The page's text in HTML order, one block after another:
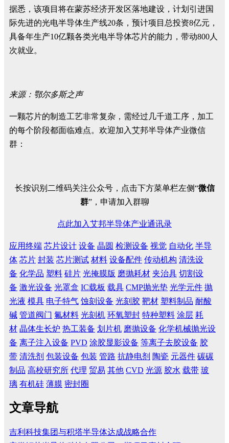
据悉，该项目将在蒙苏经济开发区落地建设，计划引进国
际先进的光电半导体生产线20条，预计项目总投资8亿元，
具备年生产10亿颗各类光电半导体芯片的能力，带动800人
次就业。
来源：鄂尔多斯之声
一颗芯片的制造工艺非常复杂，需经过几千道工序，加工
的每个阶段都面临难点。欢迎加入艾邦半导体产业微信
群：
长按识别二维码关注公众号，点击下方菜单栏左侧“微信
群”，申请加入群聊
点此加入艾邦半导体产业通讯录
应用终端 芯片设计 设备 晶圆 检测设备 视觉 自动化 半导
体 芯片 封装 芯片测试 材料 设备配件 传动机构 清洗设
备 化学品 塑料 硅片 光掩膜版 磨抛耗材 夹治具 切割设
备 激光设备 光罩盒 IC载板 载具 CMP抛光垫 光学元件 抛
光液 模具 电子特气 蚀刻设备 光刻胶 靶材 塑料制品 耐酸
碱 管道阀门 氟材料 光刻机 环氧塑封 特种塑料 涂层 耗
材 晶体生长炉 热工装备 划片机 磨抛设备 化学机械抛光设
备 离子注入设备 PVD 涂胶显影设备 等离子去胶设备 胶
带 清洗剂 包装设备 包装 管路 抗静电剂 陶瓷 元器件 碳碳
制品 高校研究所 代理 贸易 其他 CVD 光源 胶水 载带 玻
璃 有机硅 薄膜 密封圈
文章导航
吉利科技集团与积塔半导体达成战略合作